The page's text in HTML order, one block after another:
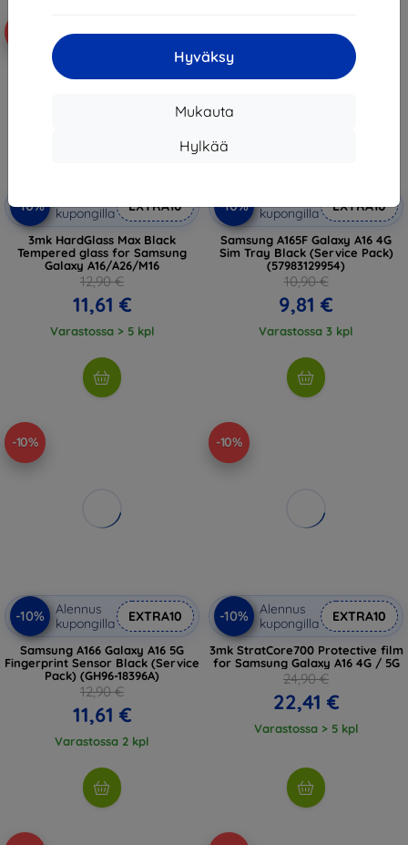
Hyväksy
Mukauta
Hylkää
-10%
kupongilla
EXTRA10
3mk HardGlass Max Black
Tempered glass for Samsung
Galaxy A16/A26/M16
12,90 €
11,61 €
Varastossa > 5 kpl
-10%
-10%
kupongilla
EXTRA10
Samsung A165F Galaxy A16 4G
Sim Tray Black (Service Pack)
(57983129954)
10,90 €
9,81 €
Varastossa 3 kpl
-10%
-10%
Alennus
kupongilla
EXTRA10
Samsung A166 Galaxy A16 5G
Fingerprint Sensor Black (Service
Pack) (GH96-18396A)
12,90 €
11,61 €
Varastossa 2 kpl
-10%
-10%
Alennus
kupongilla
EXTRA10
3mk StratCore700 Protective film
for Samsung Galaxy A16 4G / 5G
24,90 €
22,41 €
Varastossa > 5 kpl